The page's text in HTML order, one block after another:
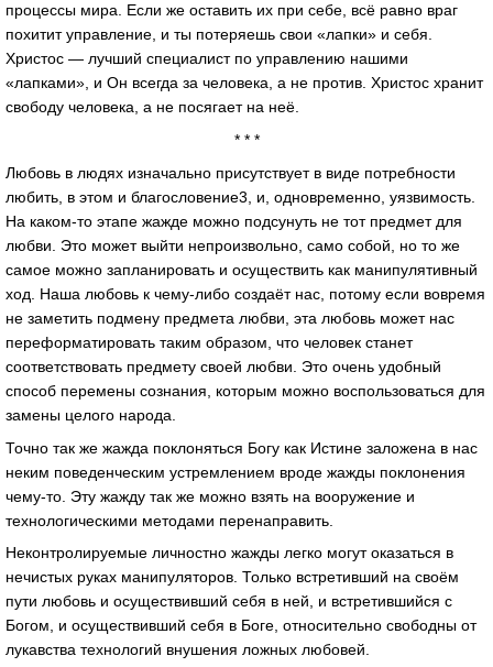
процессы мира. Если же оставить их при себе, всё равно враг
похитит управление, и ты потеряешь свои «лапки» и себя.
Христос — лучший специалист по управлению нашими
«лапками», и Он всегда за человека, а не против. Христос хранит
свободу человека, а не посягает на неё.
* * *
Любовь в людях изначально присутствует в виде потребности
любить, в этом и благословение3, и, одновременно, уязвимость.
На каком-то этапе жажде можно подсунуть не тот предмет для
любви. Это может выйти непроизвольно, само собой, но то же
самое можно запланировать и осуществить как манипулятивный
ход. Наша любовь к чему-либо создаёт нас, потому если вовремя
не заметить подмену предмета любви, эта любовь может нас
переформатировать таким образом, что человек станет
соответствовать предмету своей любви. Это очень удобный
способ перемены сознания, которым можно воспользоваться для
замены целого народа.
Точно так же жажда поклоняться Богу как Истине заложена в нас
неким поведенческим устремлением вроде жажды поклонения
чему-то. Эту жажду так же можно взять на вооружение и
технологическими методами перенаправить.
Неконтролируемые личностно жажды легко могут оказаться в
нечистых руках манипуляторов. Только встретивший на своём
пути любовь и осуществивший себя в ней, и встретившийся с
Богом, и осуществивший себя в Боге, относительно свободны от
лукавства технологий внушения ложных любовей.